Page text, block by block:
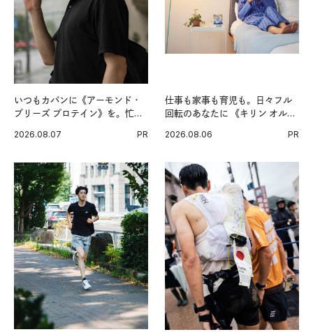
いつもカバンに《アーモンド・
ブリーズ プロテイン》を。忙し
グ習慣。
2026.08.07 PR
仕事も家事も育児も。日々フル
回転のあなたに 《キリン オルニ
2026.08.06 PR